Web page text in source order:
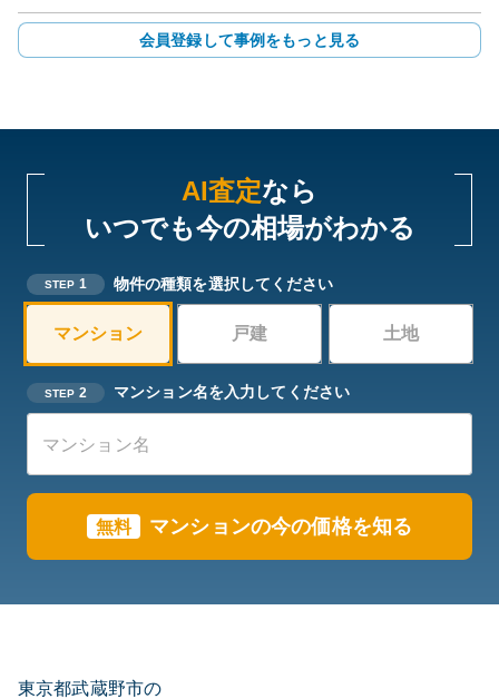
会員登録して事例をもっと見る
AI査定なら
いつでも今の相場がわかる
STEP 1 物件の種類を選択してください
マンション 戸建 土地
STEP 2 マンション名を入力してください
無料 マンションの今の価格を知る
東京都武蔵野市の